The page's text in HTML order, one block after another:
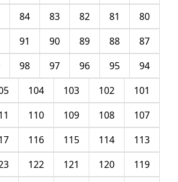
80
81
82
83
84
87
88
89
90
91
94
95
96
97
98
101
102
103
104
107
108
109
110
113
114
115
116
119
120
121
122